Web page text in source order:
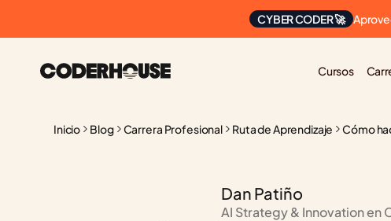
CYBER CODER 🚀
Cursos
Inicio Blog Carrera Profesional Ruta de Aprendizaje Cómo
Dan Patiño
AI Strategy & Innovation en